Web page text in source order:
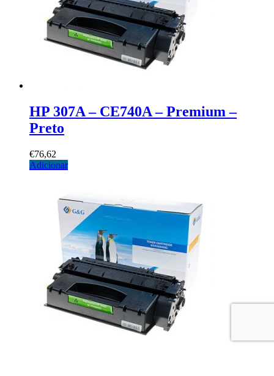
HP 307A – CE740A – Premium –
Preto
€76,62
Adicionar